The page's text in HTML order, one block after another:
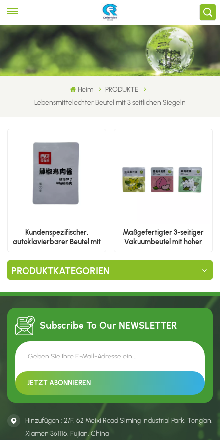
Heim
PRODUKTE
Lebensmittelechter Beutel mit 3 seitlichen Siegeln
Kundenspezifischer,
autoklavierbarer Beutel mit
abfüllbare Lebensmittel
Maßgefertigter 3-seitiger
Vakuumbeutel mit hoher
PRODUKTKATEGORIEN
Subscribe To Our NEWSLETTER
Hinzufügen : 2/F, 62 Meixi Road Siming Industrial Park, Tong’an,
Xiamen 361116, Fujian, China